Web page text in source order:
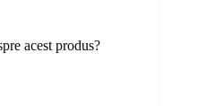
acest produs?